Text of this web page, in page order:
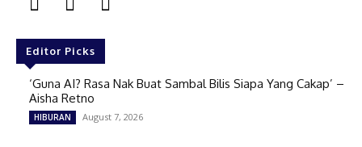
Editor Picks
‘Guna AI? Rasa Nak Buat Sambal Bilis Siapa Yang Cakap’ –
Aisha Retno
HIBURAN August 7, 2026